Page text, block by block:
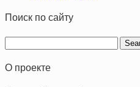
Поиск по сайту
О проекте